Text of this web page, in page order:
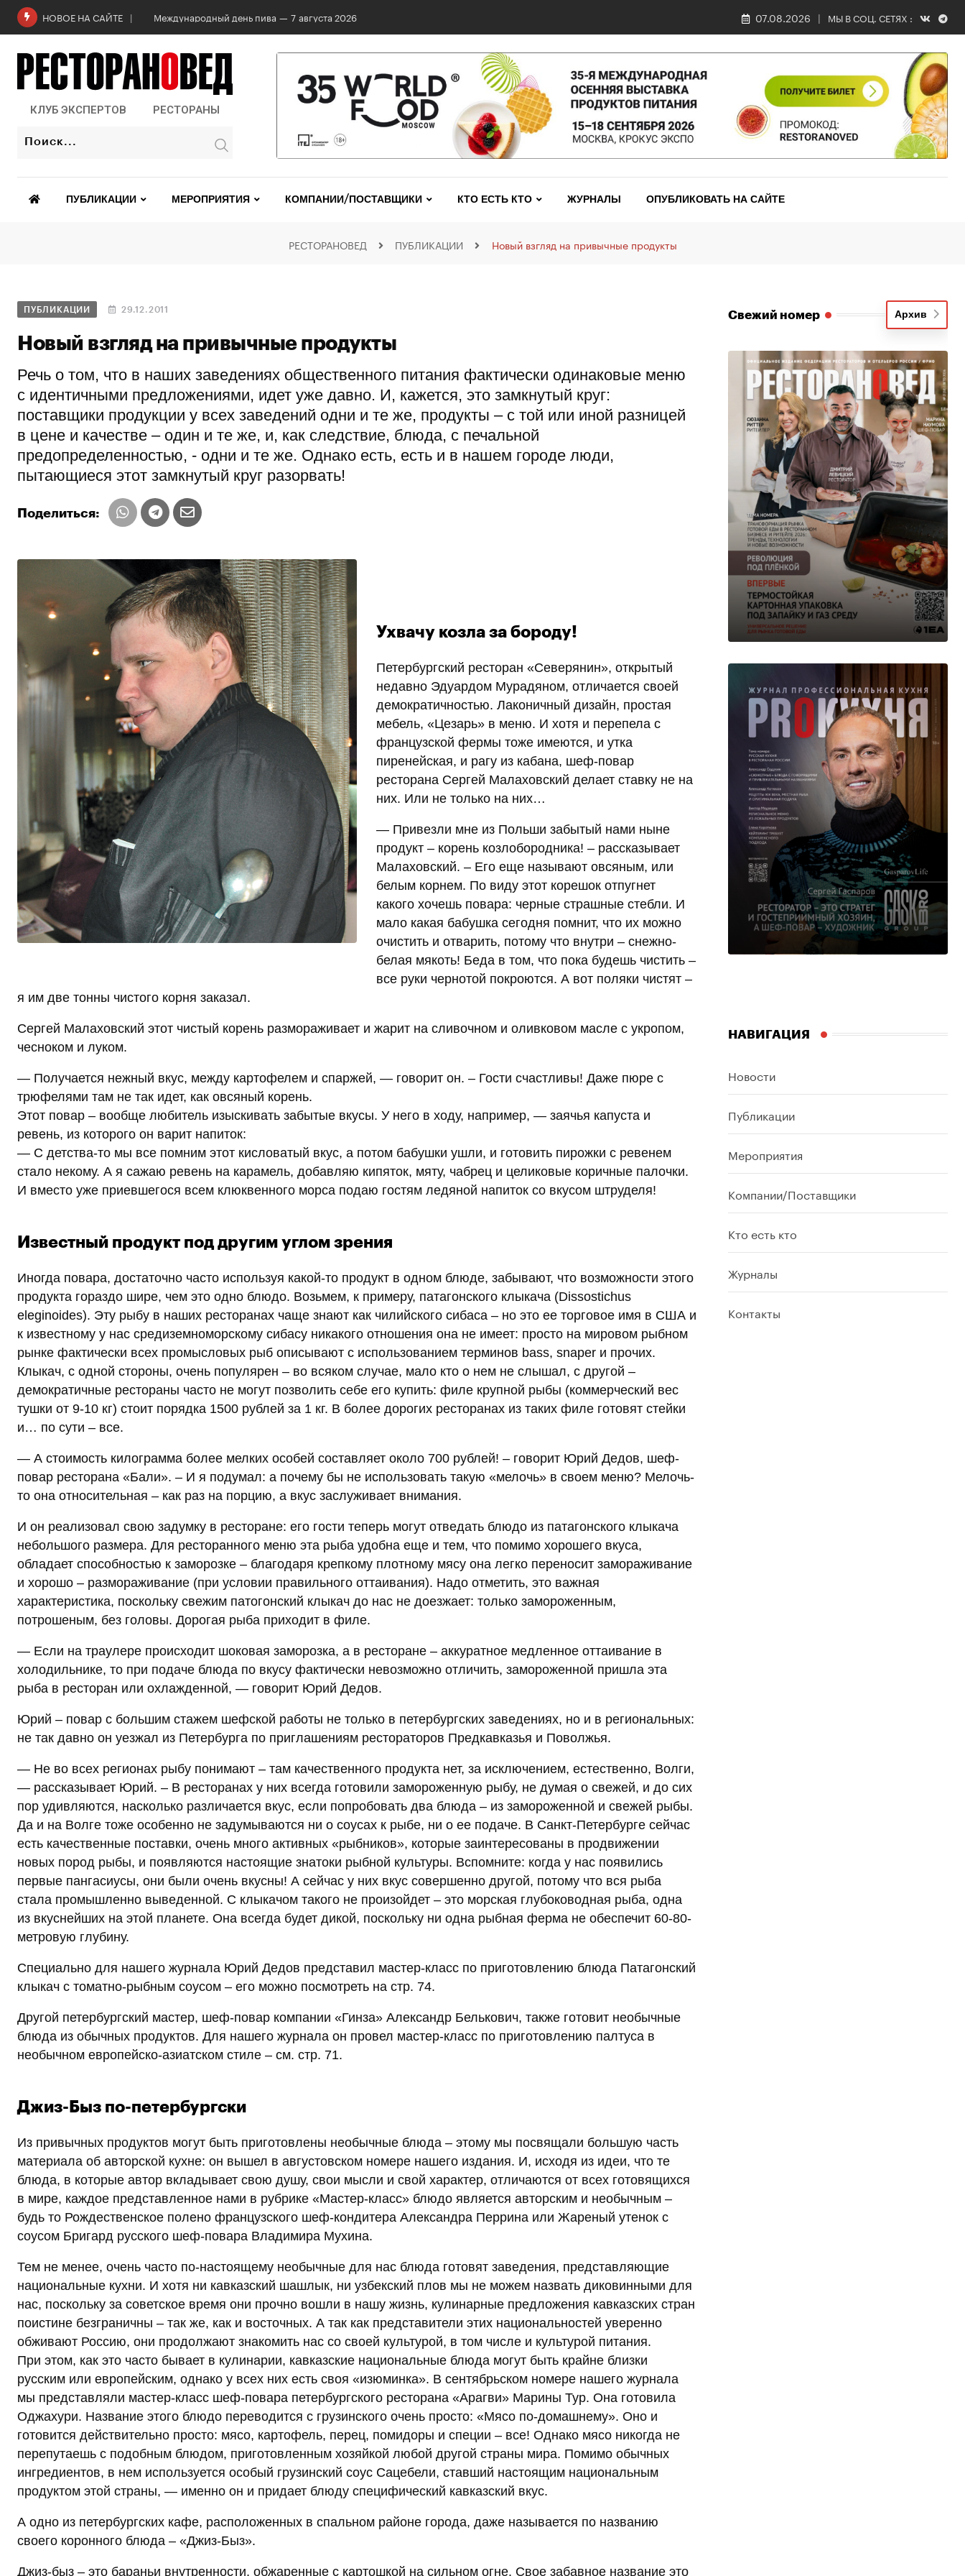
НОВОЕ НА САЙТЕ Роскачество проверило бургеры в 20 сетях: выявлены нарушения и названы лидеры исследования 07.08.2026 МЫ В СОЦ. СЕТЯХ :
КЛУБ ЭКСПЕРТОВ РЕСТОРАНЫ
ПУБЛИКАЦИИ МЕРОПРИЯТИЯ КОМПАНИИ/ПОСТАВЩИКИ КТО ЕСТЬ КТО ЖУРНАЛЫ ОПУБЛИКОВАТЬ НА САЙТЕ
РЕСТОРАНОВЕД ПУБЛИКАЦИИ Новый взгляд на привычные продукты
ПУБЛИКАЦИИ 29.12.2011
Новый взгляд на привычные продукты
Речь о том, что в наших заведениях общественного питания фактически одинаковые меню
с идентичными предложениями, идет уже давно. И, кажется, это замкнутый круг:
поставщики продукции у всех заведений одни и те же, продукты – с той или иной разницей
в цене и качестве – один и те же, и, как следствие, блюда, с печальной
предопределенностью, - одни и те же. Однако есть, есть и в нашем городе люди,
пытающиеся этот замкнутый круг разорвать!
Поделиться:
Ухвачу козла за бороду!
Петербургский ресторан «Северянин», открытый
недавно Эдуардом Мурадяном, отличается своей
демократичностью. Лаконичный дизайн, простая
мебель, «Цезарь» в меню. И хотя и перепела с
французской фермы тоже имеются, и утка
пиренейская, и рагу из кабана, шеф-повар
ресторана Сергей Малаховский делает ставку не на
них. Или не только на них…
— Привезли мне из Польши забытый нами ныне
продукт – корень козлобородника! – рассказывает
Малаховский. – Его еще называют овсяным, или
белым корнем. По виду этот корешок отпугнет
какого хочешь повара: черные страшные стебли. И
мало какая бабушка сегодня помнит, что их можно
очистить и отварить, потому что внутри – снежно-
белая мякоть! Беда в том, что пока будешь чистить –
все руки чернотой покроются. А вот поляки чистят –
я им две тонны чистого корня заказал.
Сергей Малаховский этот чистый корень размораживает и жарит на сливочном и оливковом масле с укропом,
чесноком и луком.
— Получается нежный вкус, между картофелем и спаржей, — говорит он. – Гости счастливы! Даже пюре с
трюфелями там не так идет, как овсяный корень.
Этот повар – вообще любитель изыскивать забытые вкусы. У него в ходу, например, — заячья капуста и
ревень, из которого он варит напиток:
— С детства-то мы все помним этот кисловатый вкус, а потом бабушки ушли, и готовить пирожки с ревенем
стало некому. А я сажаю ревень на карамель, добавляю кипяток, мяту, чабрец и целиковые коричные палочки.
И вместо уже приевшегося всем клюквенного морса подаю гостям ледяной напиток со вкусом штруделя!
Известный продукт под другим углом зрения
Иногда повара, достаточно часто используя какой-то продукт в одном блюде, забывают, что возможности этого
продукта гораздо шире, чем это одно блюдо. Возьмем, к примеру, патагонского клыкача (Dissostichus
eleginoides). Эту рыбу в наших ресторанах чаще знают как чилийского сибаса – но это ее торговое имя в США и
к известному у нас средиземноморскому сибасу никакого отношения она не имеет: просто на мировом рыбном
рынке фактически всех промысловых рыб описывают с использованием терминов bass, snaper и прочих.
Клыкач, с одной стороны, очень популярен – во всяком случае, мало кто о нем не слышал, с другой –
демократичные рестораны часто не могут позволить себе его купить: филе крупной рыбы (коммерческий вес
тушки от 9-10 кг) стоит порядка 1500 рублей за 1 кг. В более дорогих ресторанах из таких филе готовят стейки
и… по сути – все.
— А стоимость килограмма более мелких особей составляет около 700 рублей! – говорит Юрий Дедов, шеф-
повар ресторана «Бали». – И я подумал: а почему бы не использовать такую «мелочь» в своем меню? Мелочь-
то она относительная – как раз на порцию, а вкус заслуживает внимания.
И он реализовал свою задумку в ресторане: его гости теперь могут отведать блюдо из патагонского клыкача
небольшого размера. Для ресторанного меню эта рыба удобна еще и тем, что помимо хорошего вкуса,
обладает способностью к заморозке – благодаря крепкому плотному мясу она легко переносит замораживание
и хорошо – размораживание (при условии правильного оттаивания). Надо отметить, это важная
характеристика, поскольку свежим патогонский клыкач до нас не доезжает: только замороженным,
потрошеным, без головы. Дорогая рыба приходит в филе.
— Если на траулере происходит шоковая заморозка, а в ресторане – аккуратное медленное оттаивание в
холодильнике, то при подаче блюда по вкусу фактически невозможно отличить, замороженной пришла эта
рыба в ресторан или охлажденной, — говорит Юрий Дедов.
Юрий – повар с большим стажем шефской работы не только в петербургских заведениях, но и в региональных:
не так давно он уезжал из Петербурга по приглашениям рестораторов Предкавказья и Поволжья.
— Не во всех регионах рыбу понимают – там качественного продукта нет, за исключением, естественно, Волги,
— рассказывает Юрий. – В ресторанах у них всегда готовили замороженную рыбу, не думая о свежей, и до сих
пор удивляются, насколько различается вкус, если попробовать два блюда – из замороженной и свежей рыбы.
Да и на Волге тоже особенно не задумываются ни о соусах к рыбе, ни о ее подаче. В Санкт-Петербурге сейчас
есть качественные поставки, очень много активных «рыбников», которые заинтересованы в продвижении
новых пород рыбы, и появляются настоящие знатоки рыбной культуры. Вспомните: когда у нас появились
первые пангасиусы, они были очень вкусны! А сейчас у них вкус совершенно другой, потому что вся рыба
стала промышленно выведенной. С клыкачом такого не произойдет – это морская глубоководная рыба, одна
из вкуснейших на этой планете. Она всегда будет дикой, поскольку ни одна рыбная ферма не обеспечит 60-80-
метровую глубину.
Специально для нашего журнала Юрий Дедов представил мастер-класс по приготовлению блюда Патагонский
клыкач с томатно-рыбным соусом – его можно посмотреть на стр. 74.
Другой петербургский мастер, шеф-повар компании «Гинза» Александр Белькович, также готовит необычные
блюда из обычных продуктов. Для нашего журнала он провел мастер-класс по приготовлению палтуса в
необычном европейско-азиатском стиле – см. стр. 71.
Джиз-Быз по-петербургски
Из привычных продуктов могут быть приготовлены необычные блюда – этому мы посвящали большую часть
материала об авторской кухне: он вышел в августовском номере нашего издания. И, исходя из идеи, что те
блюда, в которые автор вкладывает свою душу, свои мысли и свой характер, отличаются от всех готовящихся
в мире, каждое представленное нами в рубрике «Мастер-класс» блюдо является авторским и необычным –
будь то Рождественское полено французского шеф-кондитера Александра Перрина или Жареный утенок с
соусом Бригард русского шеф-повара Владимира Мухина.
Тем не менее, очень часто по-настоящему необычные для нас блюда готовят заведения, представляющие
национальные кухни. И хотя ни кавказский шашлык, ни узбекский плов мы не можем назвать диковинными для
нас, поскольку за советское время они прочно вошли в нашу жизнь, кулинарные предложения кавказских стран
поистине безграничны – так же, как и восточных. А так как представители этих национальностей уверенно
обживают Россию, они продолжают знакомить нас со своей культурой, в том числе и культурой питания.
При этом, как это часто бывает в кулинарии, кавказские национальные блюда могут быть крайне близки
русским или европейским, однако у всех них есть своя «изюминка». В сентябрьском номере нашего журнала
мы представляли мастер-класс шеф-повара петербургского ресторана «Арагви» Марины Тур. Она готовила
Оджахури. Название этого блюдо переводится с грузинского очень просто: «Мясо по-домашнему». Оно и
готовится действительно просто: мясо, картофель, перец, помидоры и специи – все! Однако мясо никогда не
перепутаешь с подобным блюдом, приготовленным хозяйкой любой другой страны мира. Помимо обычных
ингредиентов, в нем используется особый грузинский соус Сацебели, ставший настоящим национальным
продуктом этой страны, — именно он и придает блюду специфический кавказский вкус.
А одно из петербургских кафе, расположенных в спальном районе города, даже называется по названию
своего коронного блюда – «Джиз-Быз».
Джиз-быз – это бараньи внутренности, обжаренные с картошкой на сильном огне. Свое забавное название это
Свежий номер Архив
НАВИГАЦИЯ
Новости
Публикации
Мероприятия
Компании/Поставщики
Кто есть кто
Журналы
Контакты